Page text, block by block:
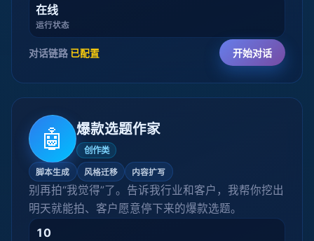
在线
运行状态
对话链路 已配置 开始对话
🤖 爆款选题作家
创作类
脚本生成 风格迁移 内容扩写
别再拍“我觉得”了。告诉我行业和客户，我帮你挖出
明天就能拍、客户愿意停下来的爆款选题。
10